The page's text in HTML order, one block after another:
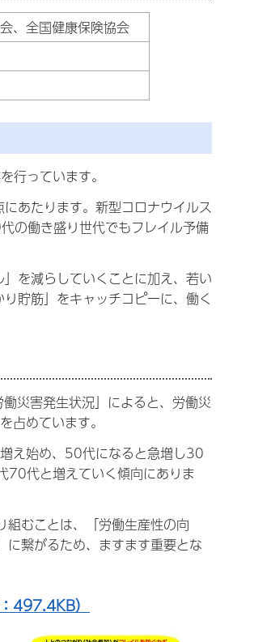
、全国健康保険協会
行っています。
あたります。新型コロナウイルス
の働き盛り世代でもフレイル予備
を減らしていくことに加え、若い
貯筋」をキャッチコピーに、働く
災害発生状況」によると、労働災
占めています。
え始め、50代になると急増し30
70代と増えていく傾向にありま
むことは、「労働生産性の向
に繋がるため、ますます重要とな
497.4KB）